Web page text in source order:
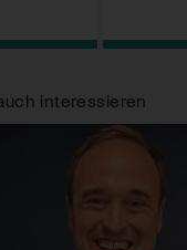
interessieren